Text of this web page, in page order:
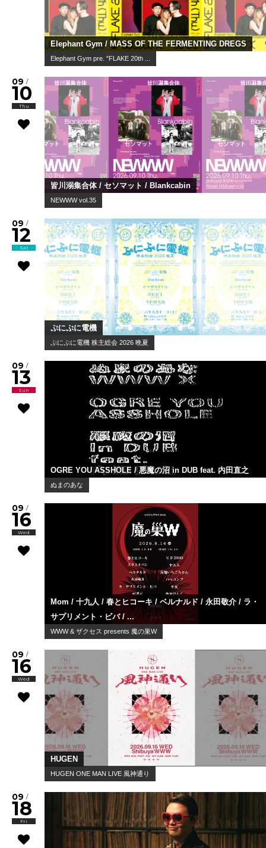
Elephant Gym / MASS OF THE FERMENTING DREGS
Elephant Gym pre. "FLAKE 20th ...
09 /
10
Thu
皆川溺集合体 / セソマット / Blankcabin
NEWWW vol.35
09 /
12
Sat
ぷにぷに電機
ぷにぷに電機 株主総会 2026 晩夏
09 /
13
Sun
OGRE YOU ASSHOLE / 悪魔の沼 in DUB feat. 内田直之
ぬまのあな
09 /
16
Wed
Mom / 十九人 / 春とヒコーキ / ベルナルド / 永田敬介 / ラ・
サプリメント・ビバ / ...
WWW & ザクセス presents 魔の巣W
09 /
16
Wed
HUGEN
HUGEN ONE MAN LIVE 風神通り
09 /
18
Fri